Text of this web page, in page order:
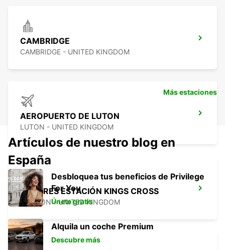
CAMBRIDGE
CAMBRIDGE - UNITED KINGDOM
AEROPUERTO DE LUTON
LUTON - UNITED KINGDOM
LONDRES ESTACIÓN KINGS CROSS
LONDON - UNITED KINGDOM
Más estaciones
Artículos de nuestro blog en
España
Desbloquea tus beneficios de Privilege
For You
Únete gratis
Alquila un coche Premium
Descubre más